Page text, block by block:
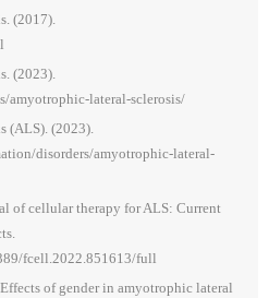
(2017).
(2023).
amyotrophic-lateral-sclerosis/
(ALS). (2023).
disorders/amyotrophic-lateral-
of cellular therapy for ALS: Current
fcell.2022.851613/full
of gender in amyotrophic lateral